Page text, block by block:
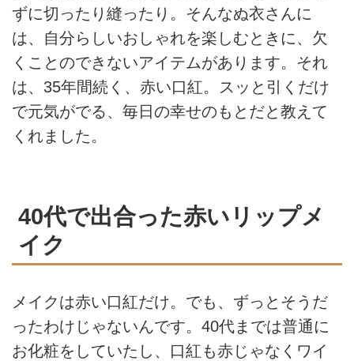
ずに切ったり縫ったり。そんなぬ衣さんに
は、自分らしいおしゃれを楽しむときに、欠
くことのできないアイテムがあります。それ
は、35年間続く、赤い口紅。スッと引くだけ
で元気がでる、毎日の幸せのもとだと教えて
くれました。
40代で出合った赤いリップメ
イク
メイクは赤い口紅だけ。でも、ずっとそうだ
ったわけじゃないんです。40代までは普通に
お化粧をしていたし、口紅も赤じゃなくワイ